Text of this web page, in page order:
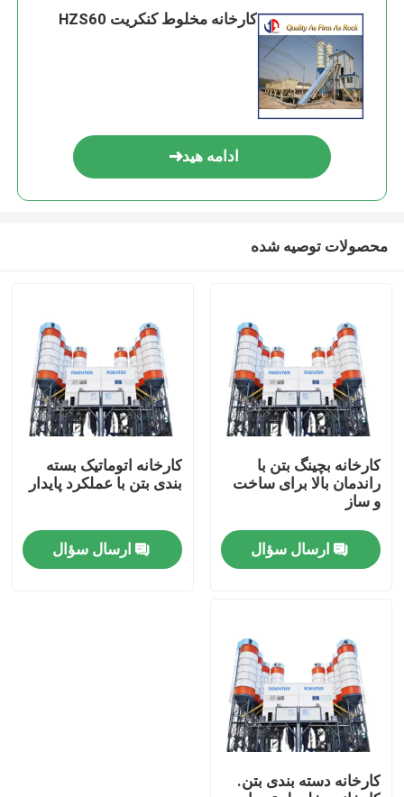
خانه
محصولات
دربارهی ما
کارخانه مخلوط کنکریت HZS60
ادامه هید
محصولات توصیه شده
کارخانه بچینگ بتن با
راندمان بالا برای ساخت
و ساز
ارسال سؤال
کارخانه اتوماتیک بسته
بندی بتن با عملکرد پایدار
ارسال سؤال
کارخانه دسته بندی بتن.